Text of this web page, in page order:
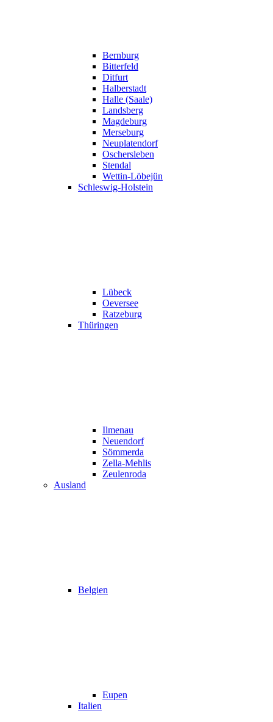
Bernburg
Bitterfeld
Ditfurt
Halberstadt
Halle (Saale)
Landsberg
Magdeburg
Merseburg
Neuplatendorf
Oschersleben
Stendal
Wettin-Löbejün
Schleswig-Holstein
Lübeck
Oeversee
Ratzeburg
Thüringen
Ilmenau
Neuendorf
Sömmerda
Zella-Mehlis
Zeulenroda
Ausland
Belgien
Eupen
Italien